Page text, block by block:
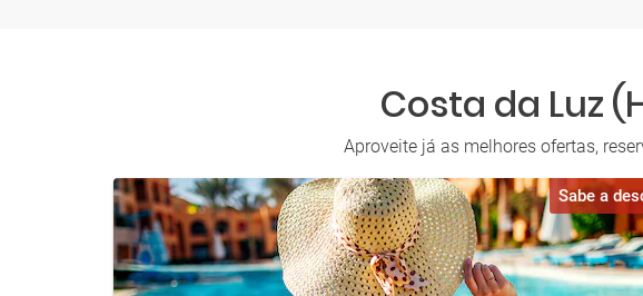
Costa da Luz
Aproveite já as melhores ofertas,
Sabe a